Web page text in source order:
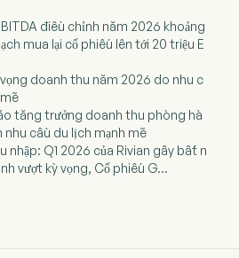
điều chỉnh năm 2026 khoảng
mua lại cổ phiếu lên tới 20 triệu E
doanh thu năm 2026 do nhu c
tăng trưởng doanh thu phòng hà
cầu du lịch mạnh mẽ
nhập: Q1 2026 của Rivian gây bất n
vượt kỳ vọng, Cổ phiếu G...